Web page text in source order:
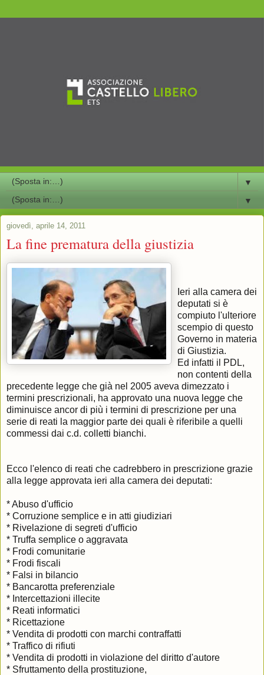
▼
▼
giovedì, aprile 14, 2011
La fine prematura della giustizia
Ieri alla camera dei
deputati si è
compiuto l'ulteriore
scempio di questo
Governo in materia
di Giustizia.
Ed infatti il PDL,
non contenti della
precedente legge che già nel 2005 aveva dimezzato i
termini prescrizionali, ha approvato una nuova legge che
diminuisce ancor di più i termini di prescrizione per una
serie di reati la maggior parte dei quali è riferibile a quelli
commessi dai c.d. colletti bianchi.
Ecco l'elenco di reati che cadrebbero in prescrizione grazie
alla legge approvata ieri alla camera dei deputati:
* Abuso d'ufficio
* Corruzione semplice e in atti giudiziari
* Rivelazione di segreti d'ufficio
* Truffa semplice o aggravata
* Frodi comunitarie
* Frodi fiscali
* Falsi in bilancio
* Bancarotta preferenziale
* Intercettazioni illecite
* Reati informatici
* Ricettazione
* Vendita di prodotti con marchi contraffatti
* Traffico di rifiuti
* Vendita di prodotti in violazione del diritto d'autore
* Sfruttamento della prostituzione,